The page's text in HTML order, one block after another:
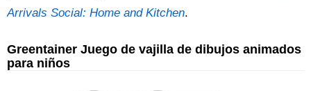
Arrivals Social: Home and Kitchen.
Greentainer Juego de vajilla de dibujos animados
para niños